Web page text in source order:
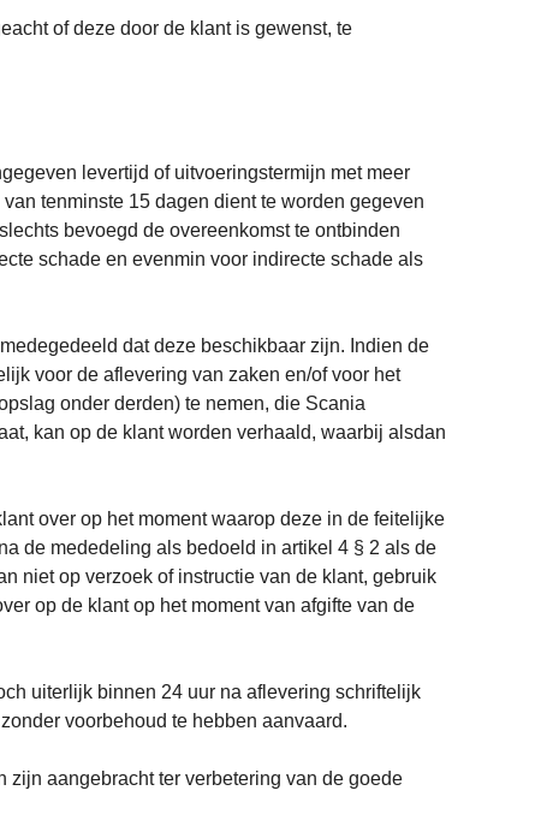
of deze door de klant is gewenst, te
levertijd of uitvoeringstermijn met meer
tenminste 15 dagen dient te worden gegeven
bevoegd de overeenkomst te ontbinden
schade en evenmin voor indirecte schade als
dat deze beschikbaar zijn. Indien de
voor de aflevering van zaken en/of voor het
onder derden) te nemen, die Scania
kan op de klant worden verhaald, waarbij alsdan
over op het moment waarop deze in de feitelijke
de mededeling als bedoeld in artikel 4 § 2 als de
niet op verzoek of instructie van de klant, gebruik
op de klant op het moment van afgifte van de
uiterlijk binnen 24 uur na aflevering schriftelijk
voorbehoud te hebben aanvaard.
aangebracht ter verbetering van de goede